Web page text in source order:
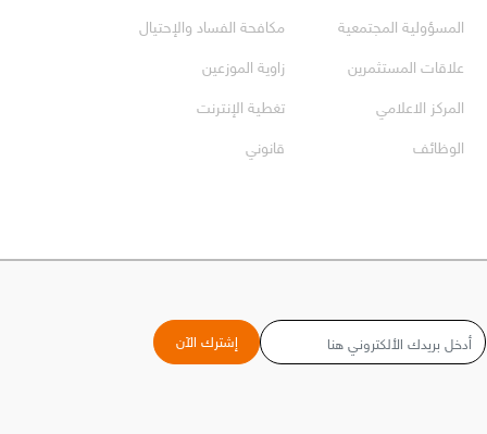
المسؤولية المجتمعية
علاقات المستثمرين
المركز الاعلامي
الوظائف
مكافحة الفساد والإحتيال
زاوية الموزعين
تغطية الإنترنت
قانوني
البريد
الإلكتروني
إشترك الآن